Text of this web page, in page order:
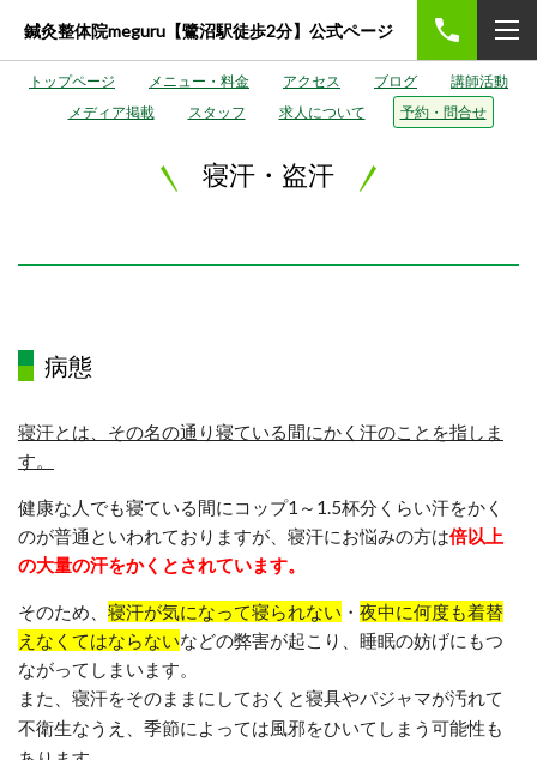
鍼灸整体院meguru【鷺沼駅徒歩2分】公式ページ
トップページ メニュー・料金 アクセス ブログ
講師活動
メディア掲載
スタッフ 求人について 予約・問合せ
寝汗・盗汗
病態
寝汗とは、その名の通り寝ている間にかく汗のことを指しま
す。
健康な人でも寝ている間にコップ1～1.5杯分くらい汗をかく
のが普通といわれておりますが、 寝汗にお悩みの方は倍以上
の大量の汗をかくとされています。
そのため、 寝汗が気になって寝られない ・ 夜中に何度も着替
えなくてはならないなどの弊害が起こり、睡眠の妨げにもつ
ながってしまいます。
また、寝汗をそのままにしておくと寝具やパジャマが汚れて
不衛生なうえ、季節によっては風邪をひいてしまう可能性も